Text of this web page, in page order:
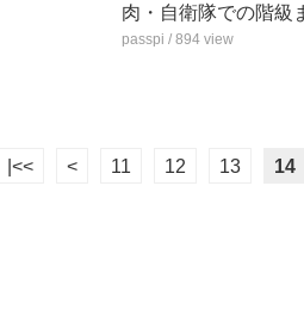
肉・自衛隊での階級
passpi / 894 view
|<< < 11 12 13 14